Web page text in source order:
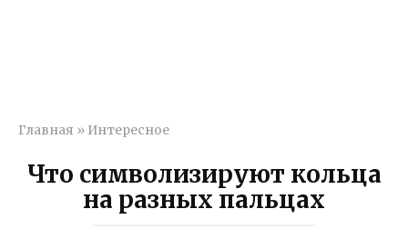
Главная » Интересное
Что символизируют кольца
на разных пальцах